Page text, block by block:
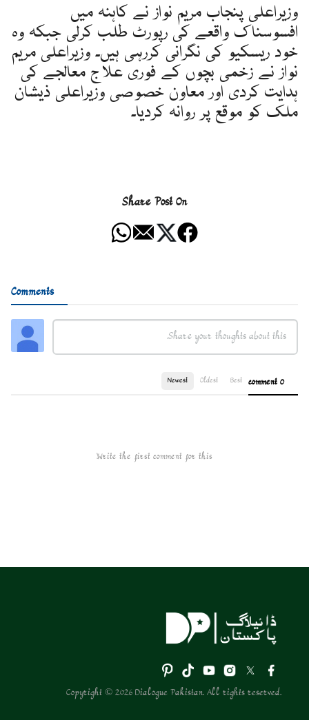
وزیراعلی پنجاب مریم نواز نے کاہنہ میں
افسوسناک واقعے کی رپورٹ طلب کرلی جبکہ وہ
خود ریسکیو کی نگرانی کررہی ہیں۔ وزیراعلی مریم
نواز نے زخمی بچوں کے فوری علاج معالجے کی
ہدایت کردی اور معاون خصوصی وزیراعلی ذیشان
ملک کو موقع پر روانہ کردیا۔
Share Post On
Comments
0 comment
Best
Oldest
Newest
Write the first comment for this!
Copyright © 2026 Dialogue Pakistan. All rights reserved.